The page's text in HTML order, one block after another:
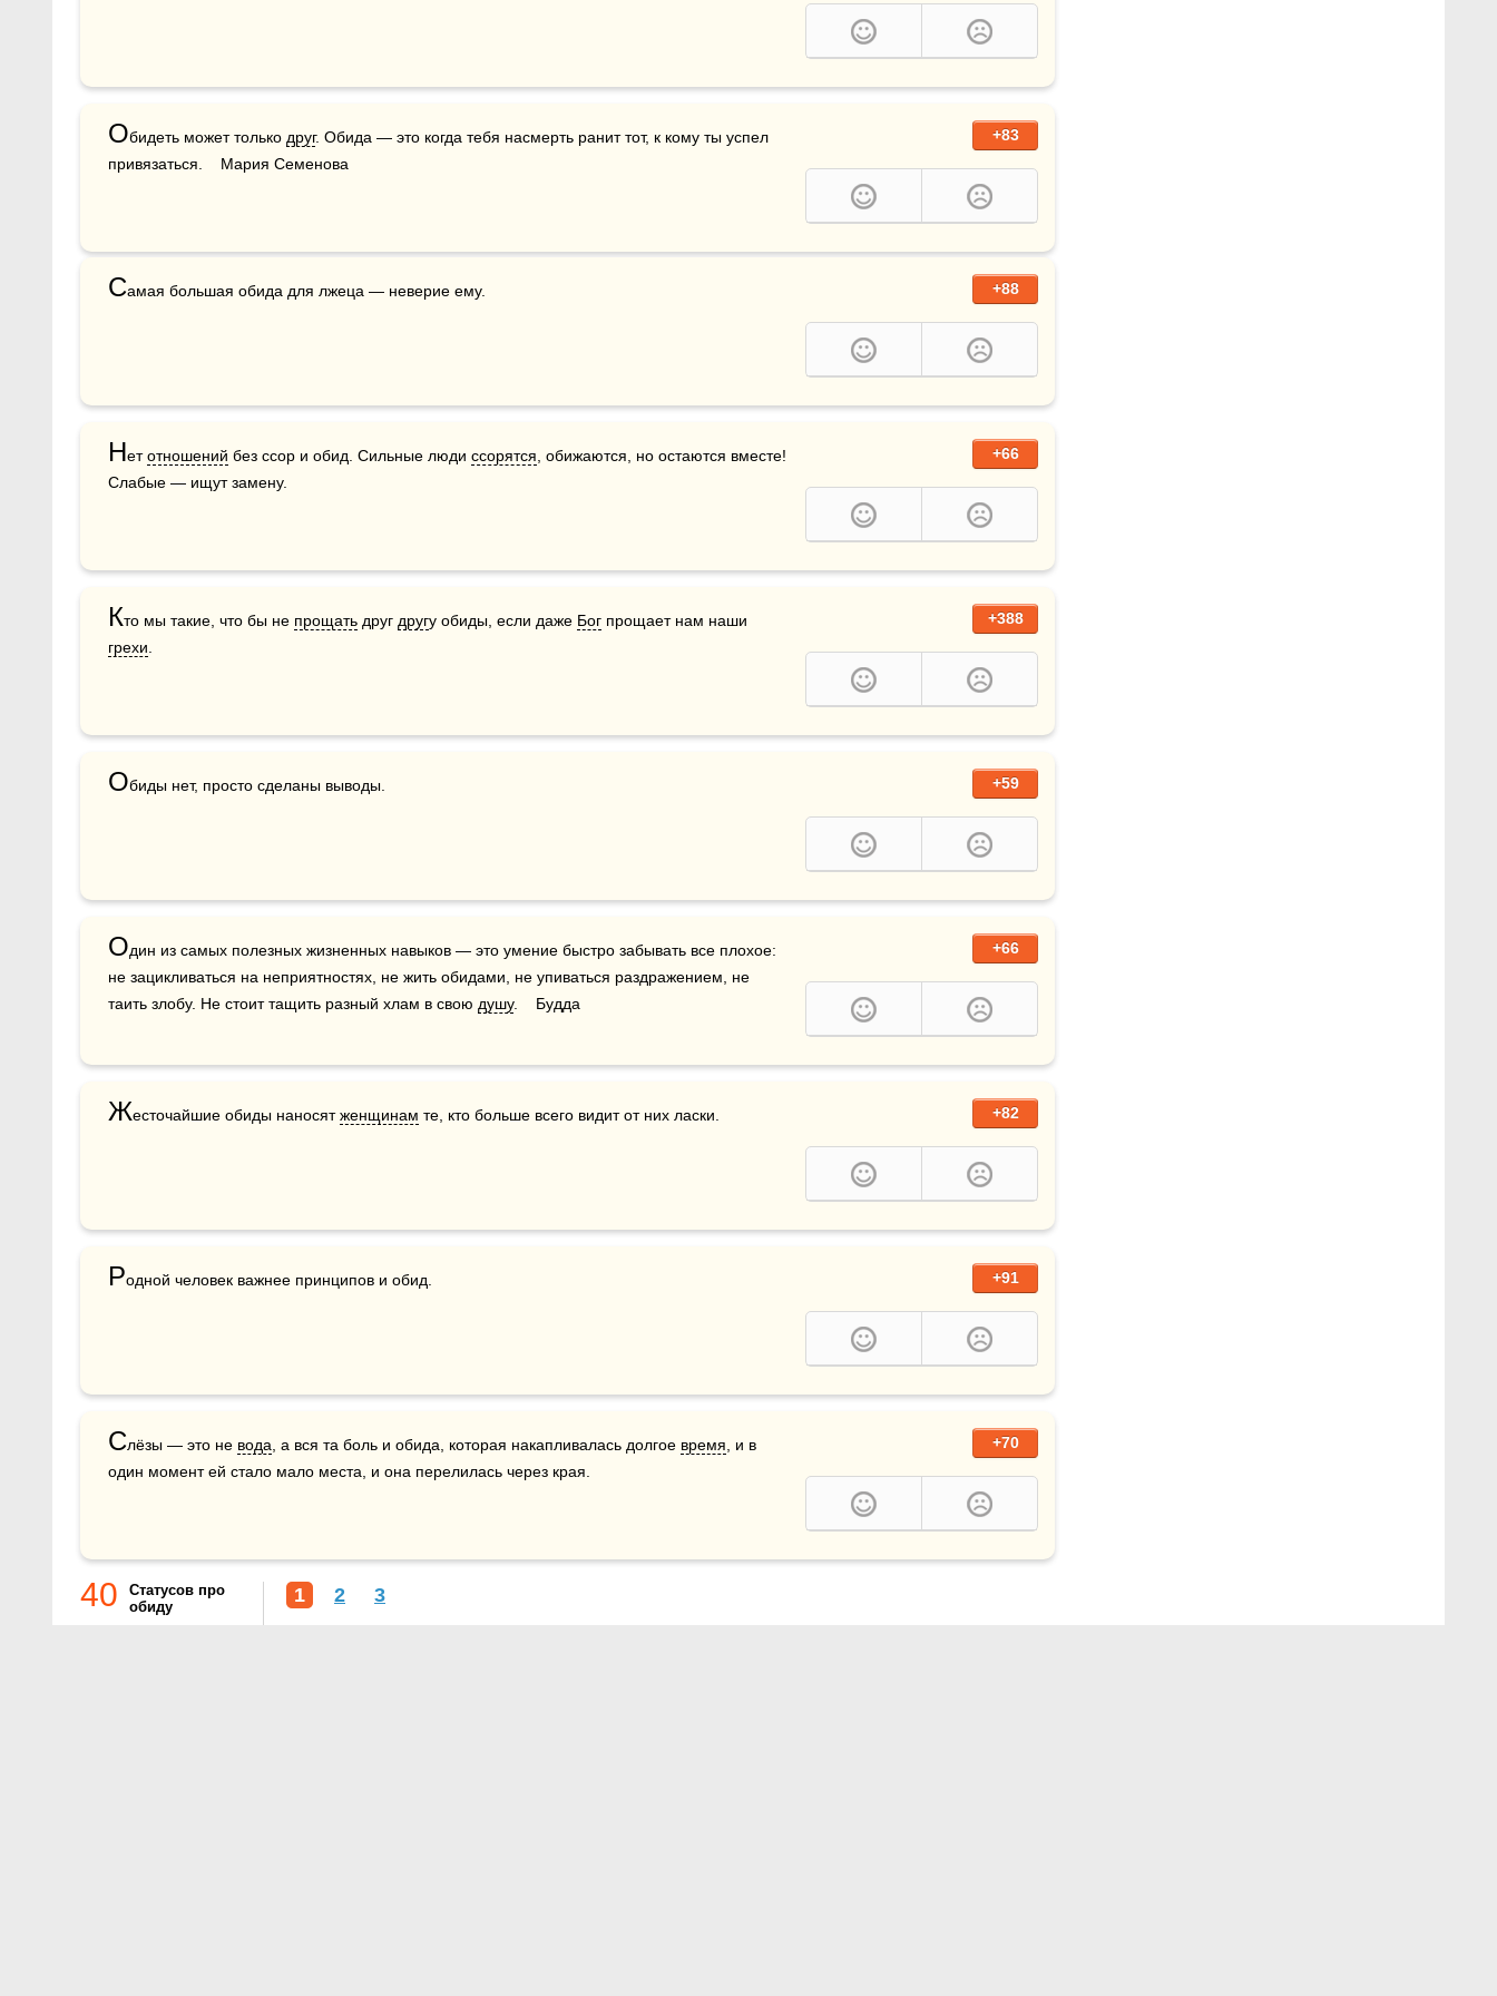
+83
Обидеть может только друг. Обида — это когда тебя насмерть ранит тот, к кому ты успел
привязаться.    Мария Семенова
+88
Самая большая обида для лжеца — неверие ему.
+66
Нет отношений без ссор и обид. Сильные люди ссорятся , обижаются, но остаются вместе!
Слабые — ищут замену.
+388
Кто мы такие, что бы не прощать друг другу обиды, если даже Бог
грехи
+59
Обиды нет, просто сделаны выводы.
+66
Один из самых полезных жизненных навыков — это умение быстро забывать все плохое:
не зацикливаться на неприятностях, не жить обидами, не упиваться раздражением, не
таить злобу. Не стоит тащить разный хлам в свою душу.    Будда
+82
Жесточайшие обиды наносят женщинам те, кто больше всего видит от них ласки.
+91
Родной человек важнее принципов и обид.
+70
Слёзы — это не вода , а вся та боль и обида, которая накапливалась долгое время , и в
один момент ей стало мало места, и она перелилась через края.
40
Статусов про
обиду
1 2 3